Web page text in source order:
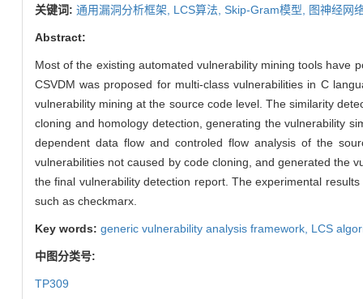
关键词: 通用漏洞分析框架, LCS算法, Skip-Gram模型, 图神经网
Abstract:
Most of the existing automated vulnerability mining tools have
CSVDM was proposed for multi-class vulnerabilities in C
vulnerability mining at the source code level. The similarity
cloning and homology detection, generating the vulnerability
dependent data flow and controled flow analysis of the
vulnerabilities not caused by code cloning, and generated the
the final vulnerability detection report. The experimental
such as checkmarx.
Key words: generic vulnerability analysis framework, LCS
中图分类号:
TP309